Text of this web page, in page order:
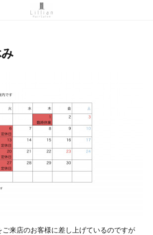
ご来店のお客様に差し上げているのですが